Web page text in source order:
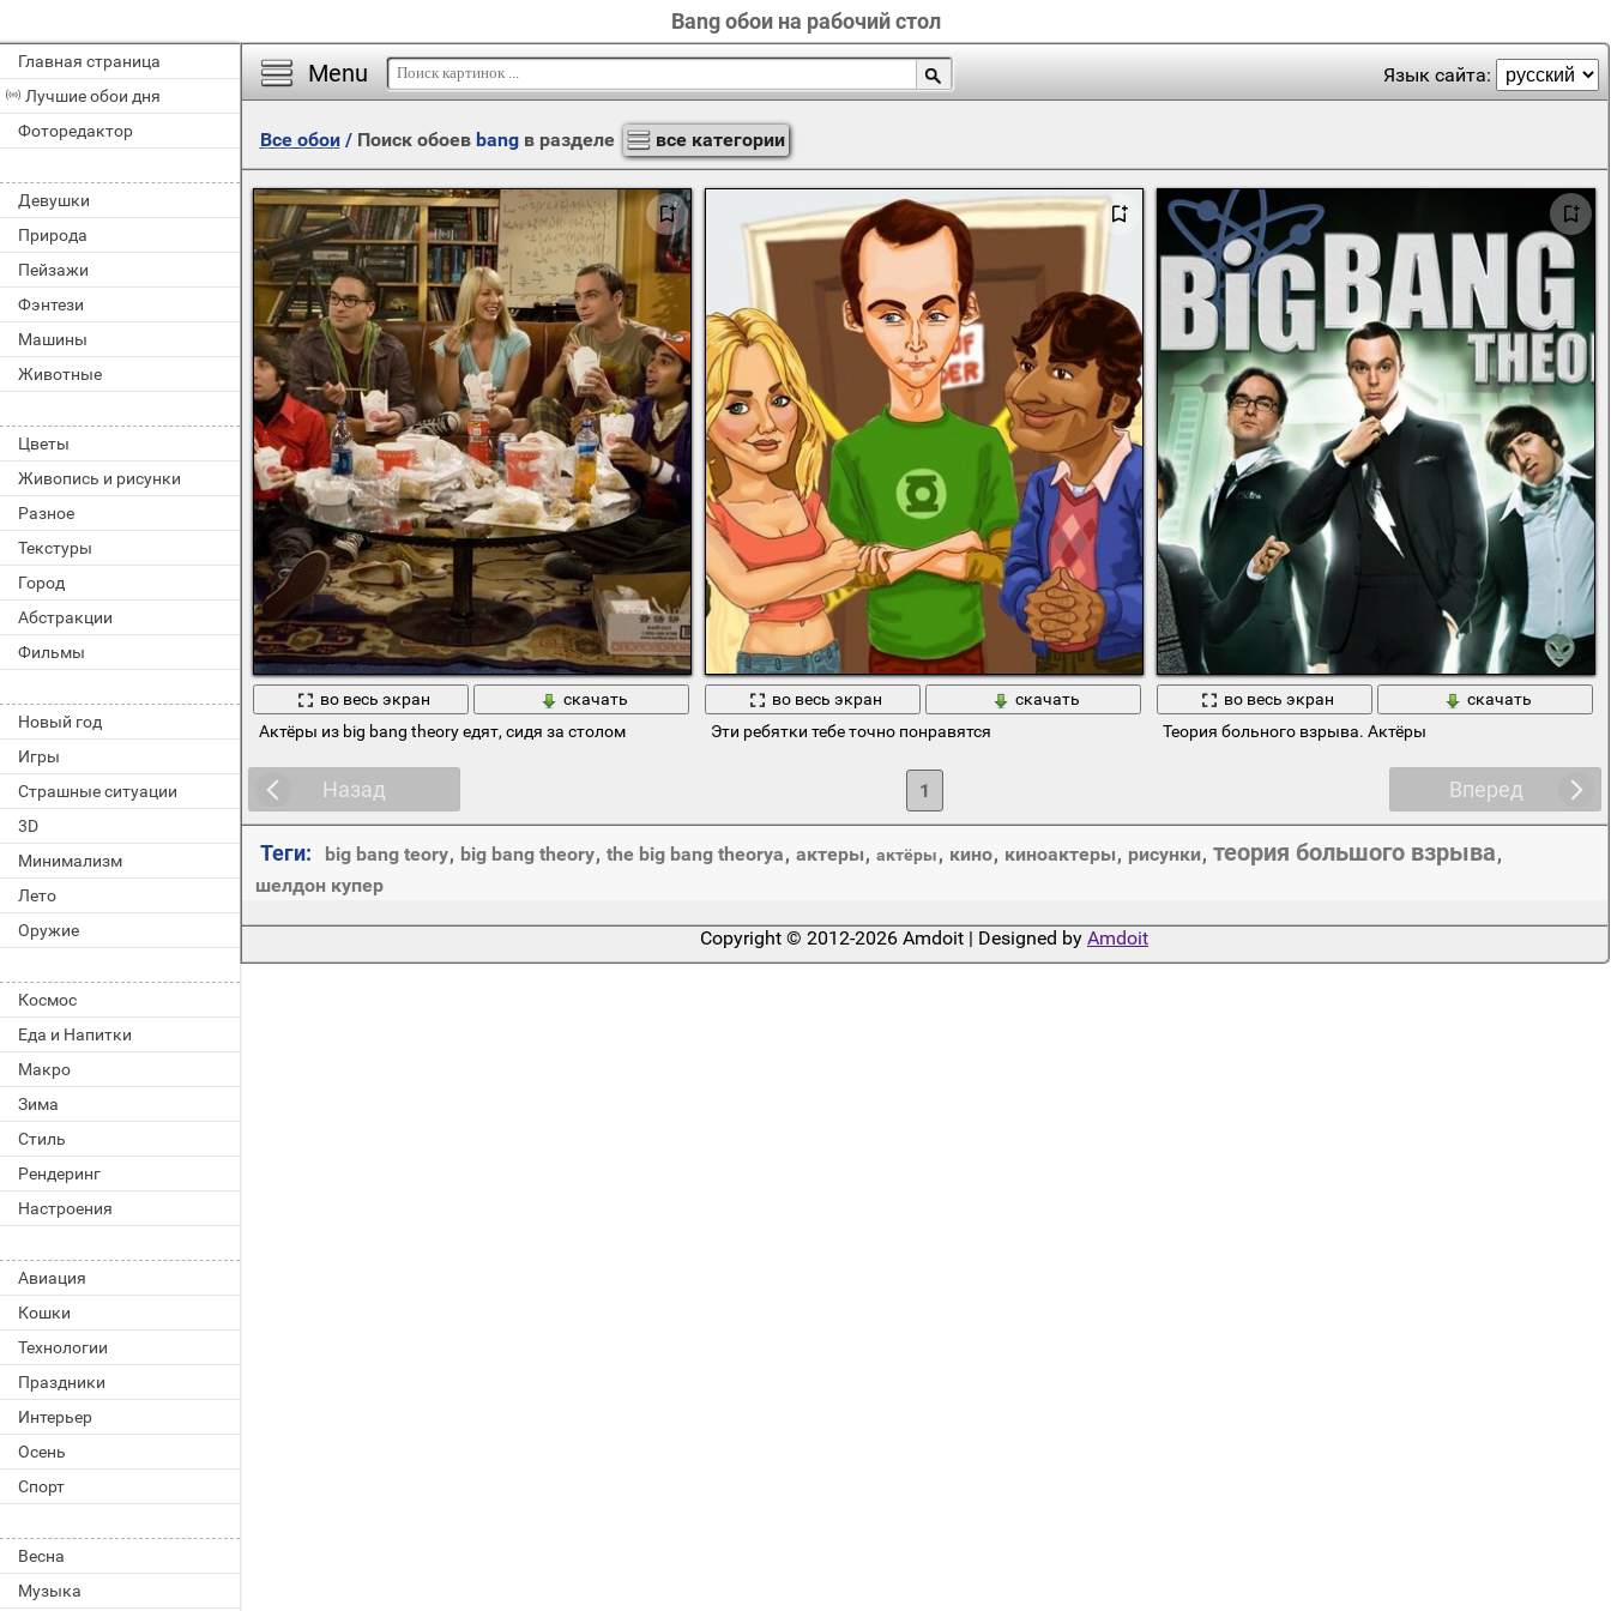
Bang обои на рабочий стол
Главная страница
Лучшие обои дня
Фоторедактор
Девушки
Природа
Пейзажи
Фэнтези
Машины
Животные
Цветы
Живопись и рисунки
Разное
Текстуры
Город
Абстракции
Фильмы
Новый год
Игры
Страшные ситуации
3D
Минимализм
Лето
Оружие
Космос
Еда и Напитки
Макро
Зима
Стиль
Рендеринг
Настроения
Авиация
Кошки
Технологии
Праздники
Интерьер
Осень
Спорт
Весна
Музыка
Menu Язык сайта:
Все обои/ Поиск обоев bangв разделе все категории
во весь экран
скачать
Актёры из big bang theory едят, сидя за столом
во весь экран
скачать
Эти ребятки тебе точно понравятся
во весь экран
скачать
Теория больного взрыва. Актёры
Назад Вперед
1
Теги: big bang teory, big bang theory, the big bang theoryа, актеры, актёры, кино, киноактеры, рисунки, теория большого взрыва,
шелдон купер
Copyright © 2012-2026 Amdoit | Designed by Amdoit